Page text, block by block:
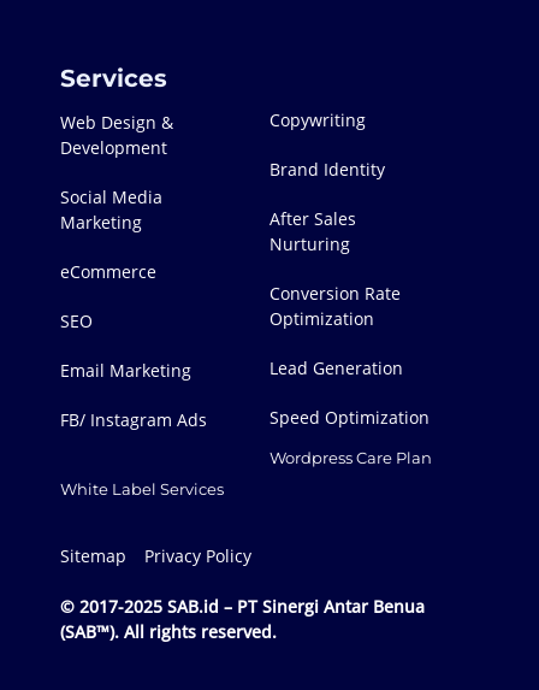
Services
Web Design &
Development
Social Media
Marketing
eCommerce
SEO
Email Marketing
FB/ Instagram Ads
White Label Services
Copywriting
Brand Identity
After Sales
Nurturing
Conversion Rate
Optimization
Lead Generation
Speed Optimization
Wordpress Care Plan
Sitemap Privacy Policy
© 2017-2025 SAB.id – PT Sinergi Antar Benua
(SAB™). All rights reserved.